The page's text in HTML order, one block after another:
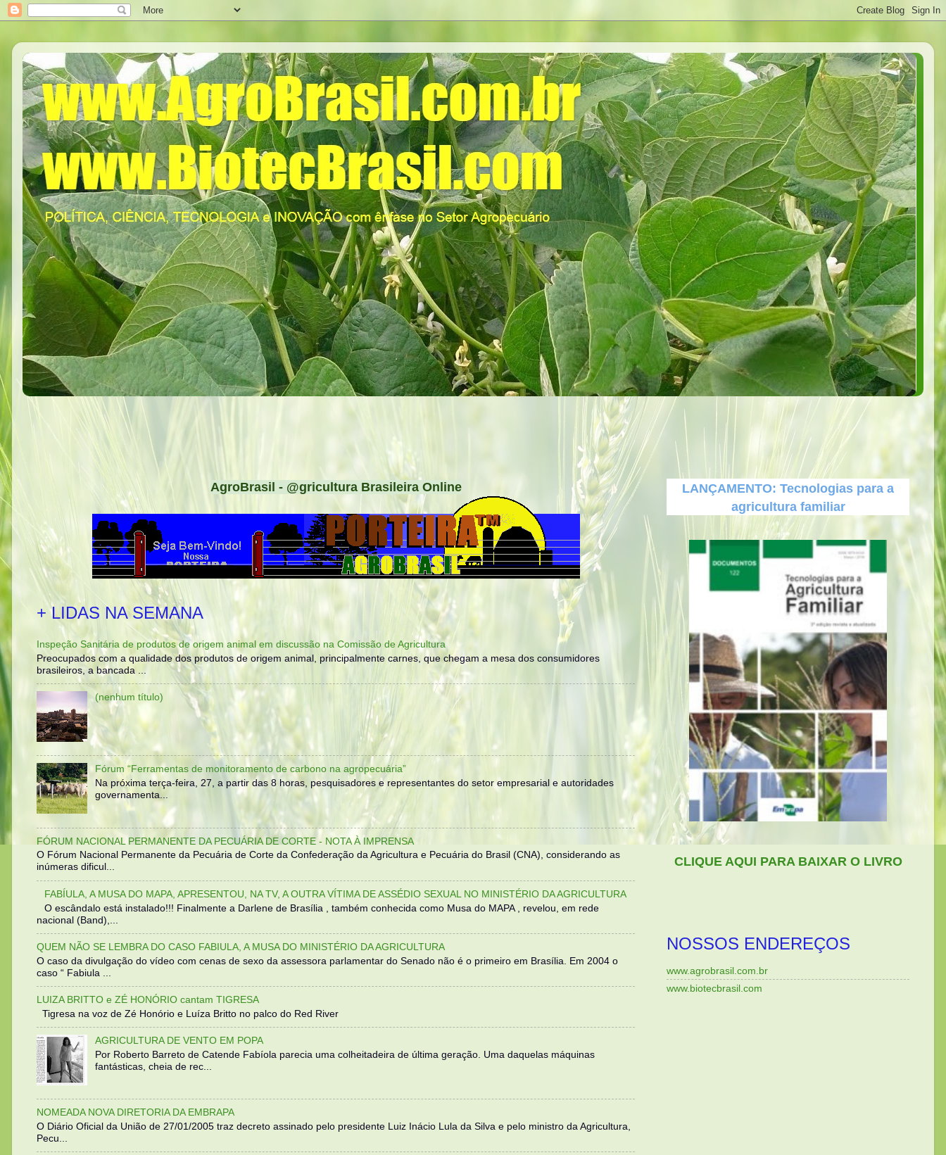
AgroBrasil - @gricultura Brasileira Online
+ LIDAS NA SEMANA
Inspeção Sanitária de produtos de origem animal em discussão na Comissão de Agricultura
Preocupados com a qualidade dos produtos de origem animal, principalmente carnes, que chegam a mesa dos consumidores
brasileiros, a bancada ...
(nenhum título)
Fórum “Ferramentas de monitoramento de carbono na agropecuária”
Na próxima terça-feira, 27, a partir das 8 horas, pesquisadores e representantes do setor empresarial e autoridades
governamenta...
FÓRUM NACIONAL PERMANENTE DA PECUÁRIA DE CORTE - NOTA À IMPRENSA
O Fórum Nacional Permanente da Pecuária de Corte da Confederação da Agricultura e Pecuária do Brasil (CNA), considerando as
inúmeras dificul...
FABÍULA, A MUSA DO MAPA, APRESENTOU, NA TV, A OUTRA VÍTIMA DE ASSÉDIO SEXUAL NO MINISTÉRIO DA AGRICULTURA
O escândalo está instalado!!! Finalmente a Darlene de Brasília , também conhecida como Musa do MAPA , revelou, em rede
nacional (Band),...
QUEM NÃO SE LEMBRA DO CASO FABIULA, A MUSA DO MINISTÉRIO DA AGRICULTURA
O caso da divulgação do vídeo com cenas de sexo da assessora parlamentar do Senado não é o primeiro em Brasília. Em 2004 o
caso “ Fabiula ...
LUIZA BRITTO e ZÉ HONÓRIO cantam TIGRESA
Tigresa na voz de Zé Honório e Luíza Britto no palco do Red River
AGRICULTURA DE VENTO EM POPA
Por Roberto Barreto de Catende Fabíola parecia uma colheitadeira de última geração. Uma daquelas máquinas
fantásticas, cheia de rec...
NOMEADA NOVA DIRETORIA DA EMBRAPA
O Diário Oficial da União de 27/01/2005 traz decreto assinado pelo presidente Luiz Inácio Lula da Silva e pelo ministro da Agricultura,
Pecu...
LANÇAMENTO: Tecnologias para a
agricultura familiar
CLIQUE AQUI PARA BAIXAR O LIVRO
NOSSOS ENDEREÇOS
www.agrobrasil.com.br
www.biotecbrasil.com